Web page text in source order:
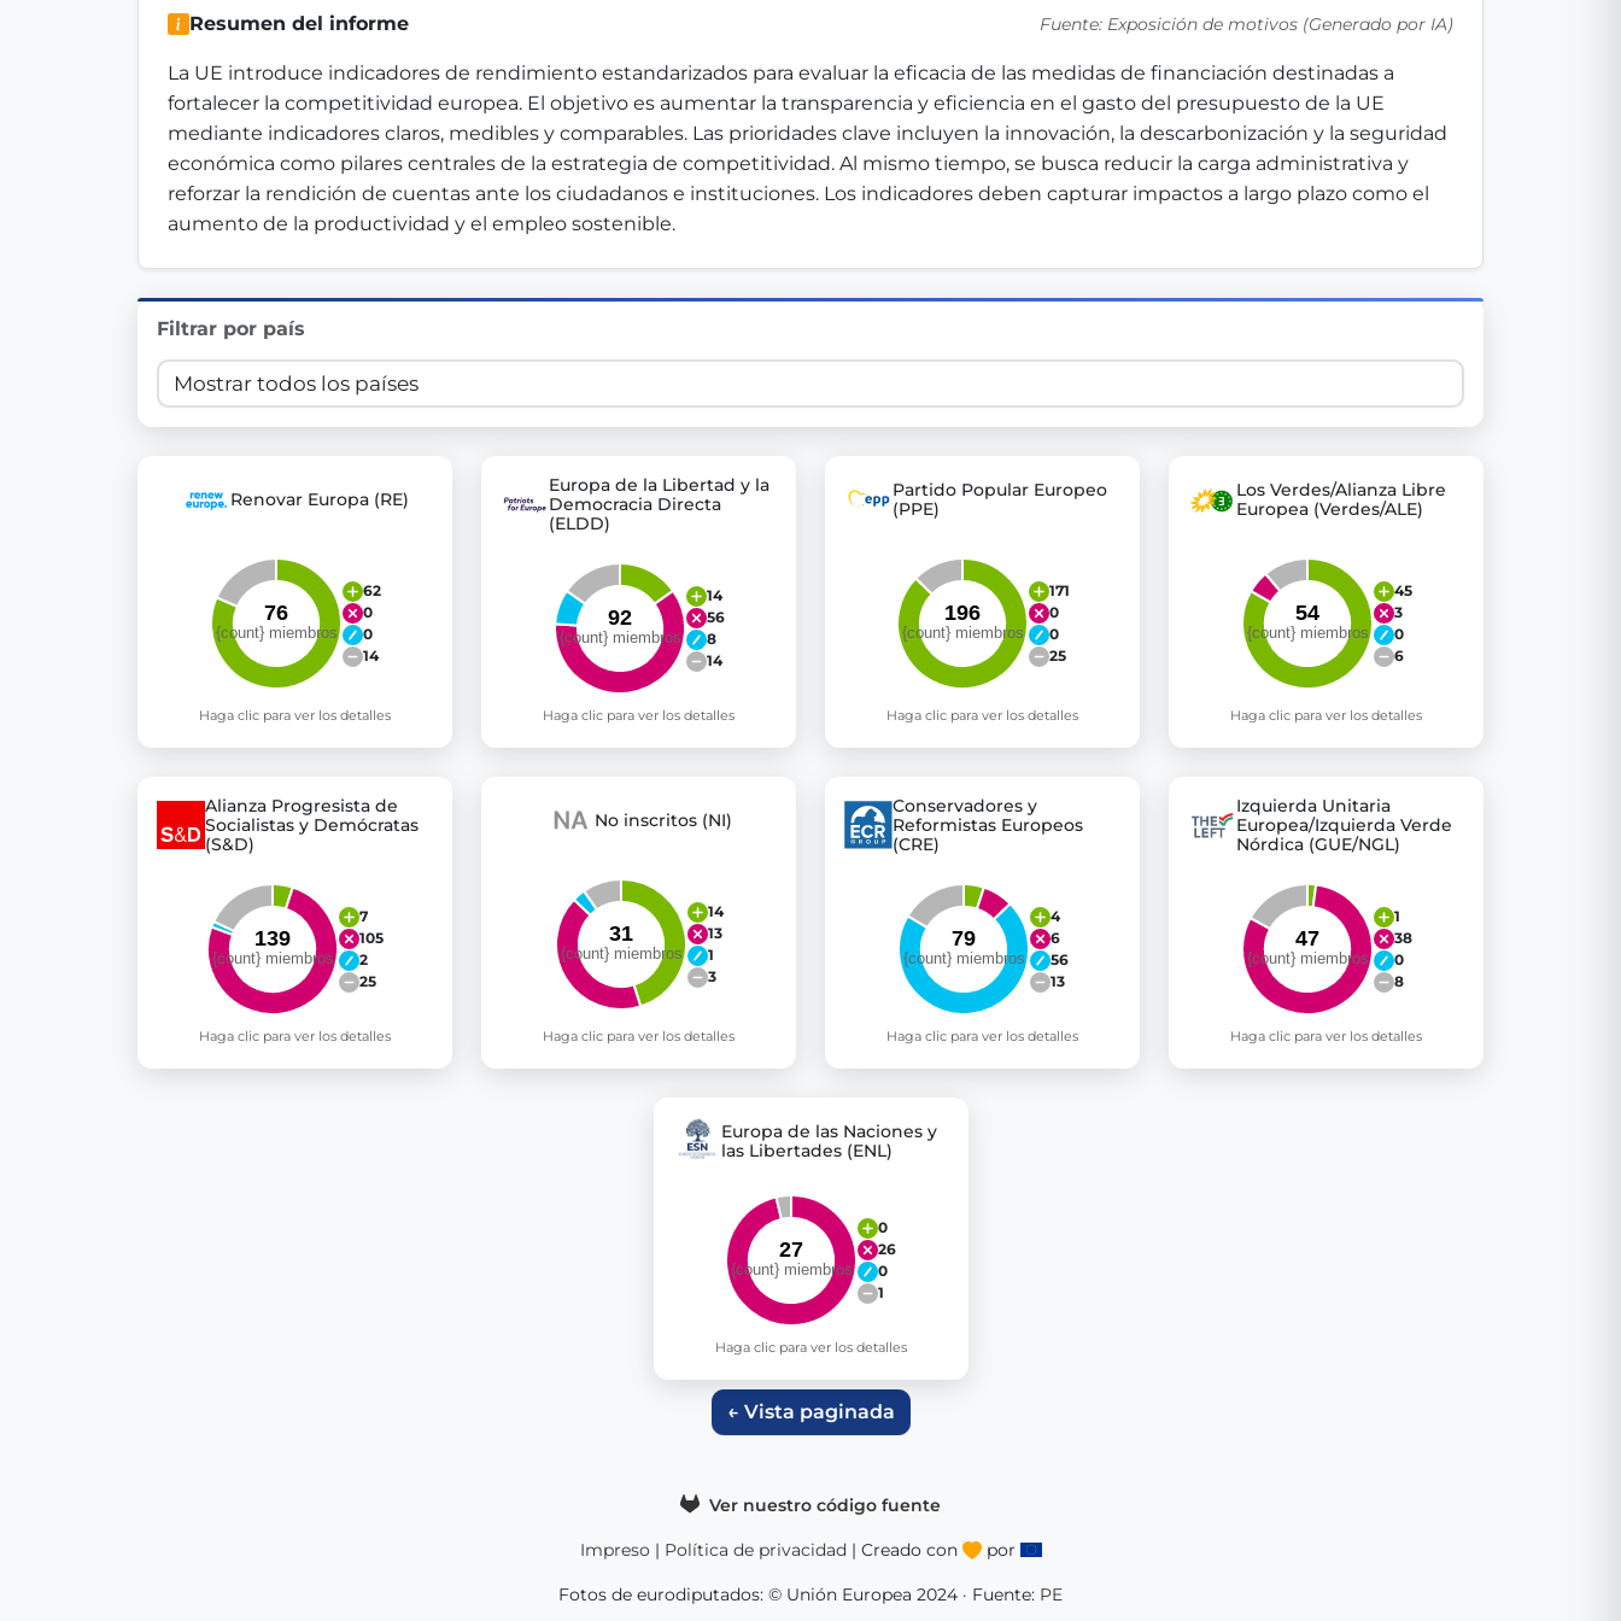
Innovation in Transparency
Check Some Votes (CSV) , one of Germany's most advanced transparency platforms, which lets citizens explore thousands of EU Parliament votes in a clear
Get Involved
Become a member:Join us to advance digital democracy and transparency in Germany and Europe.
Contribute your skills in technology, design, policy, or activism.
Resumen del informe Fuente: Exposición de motivos (Generado por IA)
La UE introduce indicadores de rendimiento estandarizados para evaluar la eficacia de las medidas de financiación destinadas a
fortalecer la competitividad europea. El objetivo es aumentar la transparencia y eficiencia en el gasto del presupuesto de la UE
mediante indicadores claros, medibles y comparables. Las prioridades clave incluyen la innovación, la descarbonización y la seguridad
económica como pilares centrales de la estrategia de competitividad. Al mismo tiempo, se busca reducir la carga administrativa y
reforzar la rendición de cuentas ante los ciudadanos e instituciones. Los indicadores deben capturar impactos a largo plazo como el
aumento de la productividad y el empleo sostenible.
Filtrar por país
Renovar Europa (RE)
62
0
0
14
Haga clic para ver los detalles
Europa de la Libertad y la
Democracia Directa
(ELDD)
14
56
8
14
Haga clic para ver los detalles
Partido Popular Europeo
(PPE)
171
0
0
25
Haga clic para ver los detalles
Los Verdes/Alianza Libre
Europea (Verdes/ALE)
45
3
0
6
Haga clic para ver los detalles
Alianza Progresista de
Socialistas y Demócratas
(S&D)
7
105
2
25
Haga clic para ver los detalles
No inscritos (NI)
14
13
1
3
Haga clic para ver los detalles
Conservadores y
Reformistas Europeos
(CRE)
4
6
56
13
Haga clic para ver los detalles
Izquierda Unitaria
Europea/Izquierda Verde
Nórdica (GUE/NGL)
1
38
0
8
Haga clic para ver los detalles
Europa de las Naciones y
las Libertades (ENL)
0
26
0
1
Haga clic para ver los detalles
← Vista paginada
Ver nuestro código fuente
Impreso | Política de privacidad | Creado con por
Fotos de eurodiputados: © Unión Europea 2024 · Fuente: PE